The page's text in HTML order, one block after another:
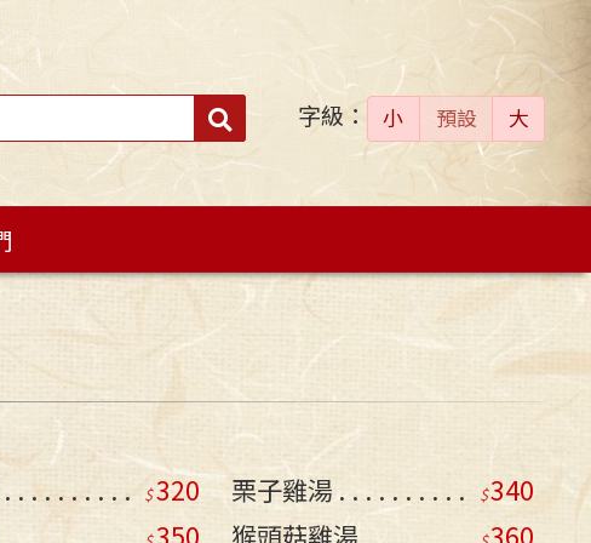
搜
尋：
送出 字級： 小 預設 大
320 栗子雞湯
340
350 猴頭菇雞湯 360